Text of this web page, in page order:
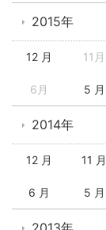
2015年
12 月 11月
6月 5 月
2014年
12 月 11 月
6 月 5 月